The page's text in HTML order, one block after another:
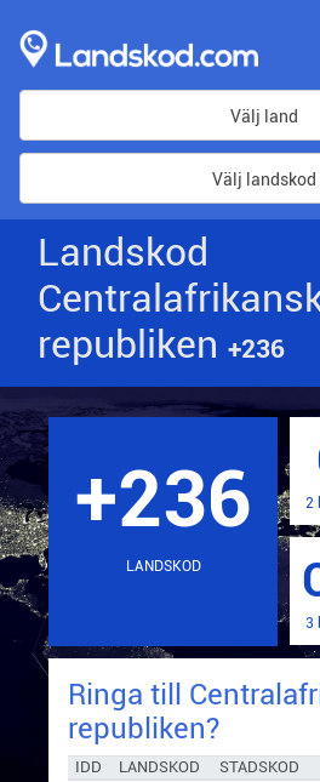
Välj land
Välj landskod
Landskod
republiken +236
+236
LANDSKOD
2
3
Ringa till
republiken?
IDD LANDSKOD STADSKOD